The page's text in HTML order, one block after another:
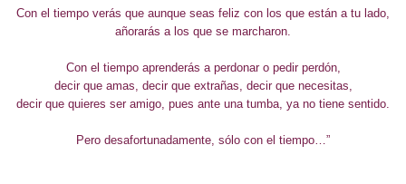
Con el tiempo verás que aunque seas feliz con los que están a tu lado,
añorarás a los que se marcharon.
Con el tiempo aprenderás a perdonar o pedir perdón,
decir que amas, decir que extrañas, decir que necesitas,
decir que quieres ser amigo, pues ante una tumba, ya no tiene sentido.
Pero desafortunadamente, sólo con el tiempo…”